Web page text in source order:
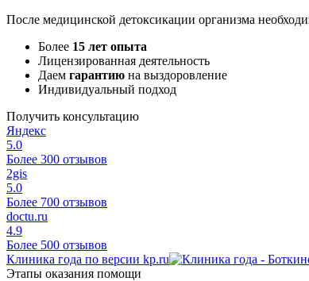
После медицинской детоксикации организма
Более 15 лет опыта
Лицензированная деятельность
Даем гарантию на выздоровление
Индивидуальный подход
Получить консультацию
Яндекс
5.0
Более 300 отзывов
2gis
5.0
Более 700 отзывов
doctu.ru
4.9
Более 500 отзывов
Клиника года по версии kp.ru
Этапы оказания помощи